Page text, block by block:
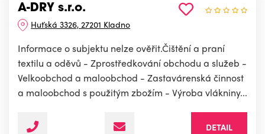
A-DRY s.r.o.
Huťská 3326, 27201 Kladno
Informace o subjektu nelze ověřit.Čištění a praní
textilu a oděvů - Zprostředkování obchodu a služeb -
Velkoobchod a maloobchod - Zastavárenská činnost
a maloobchod s použitým zbožím - Výroba vlákniny...
DETAIL